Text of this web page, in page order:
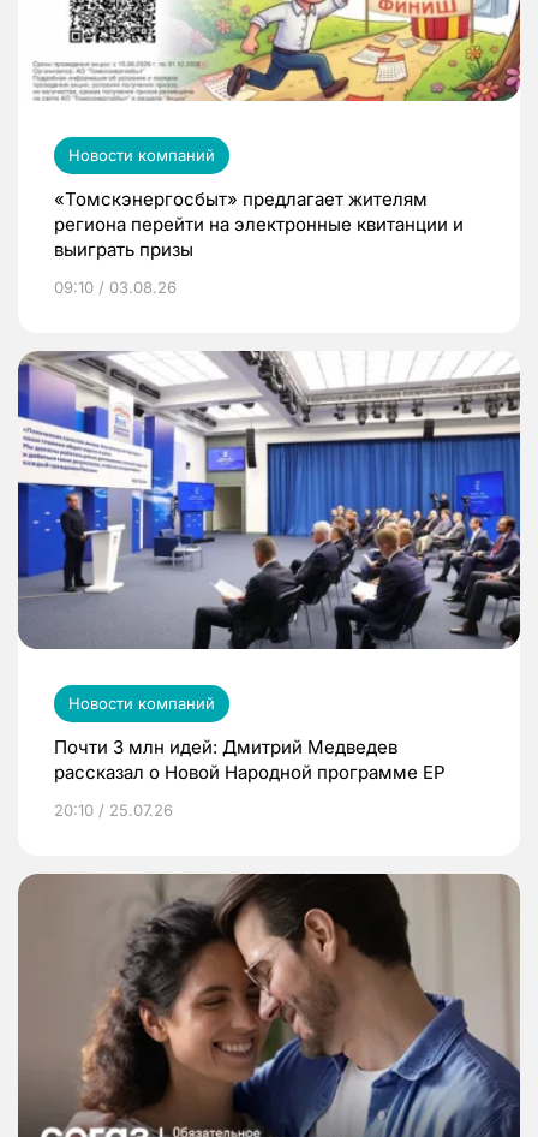
Новости компаний
«Томскэнергосбыт» предлагает жителям
региона перейти на электронные квитанции и
выиграть призы
09:10 / 03.08.26
Новости компаний
Почти 3 млн идей: Дмитрий Медведев
рассказал о Новой Народной программе ЕР
20:10 / 25.07.26